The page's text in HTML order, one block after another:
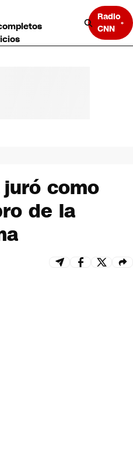
Radio
CNN
como
de la